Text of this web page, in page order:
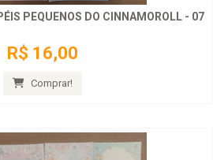
PEQUENOS DO CINNAMOROLL - 07
R$ 16,00
Comprar!